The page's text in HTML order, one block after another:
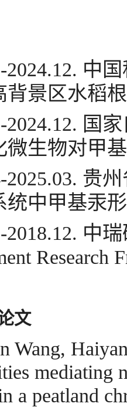
2024.12. 中
背景区水稻
2024.12. 国
微生物对甲
2025.03. 贵州
统中甲基汞
2018.12. 中
Research
文
Wang,
mediating
a peatland